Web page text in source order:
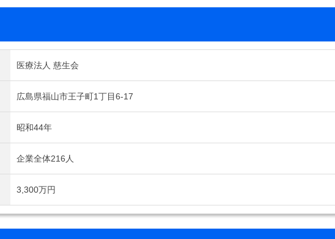
医療法人 慈生会
広島県福山市王子町1丁目6-17
昭和44年
企業全体216人
3,300万円